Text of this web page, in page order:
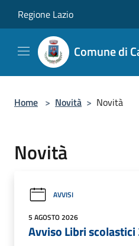
Regione Lazio
Comune di
Home > Novità > Novità
Novità
AVVISI
5 AGOSTO 2026
Avviso Libri